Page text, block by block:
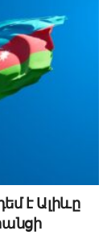
է Ալիևը